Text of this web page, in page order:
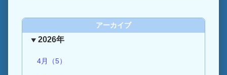
アーカイブ
2026年
4月（5）